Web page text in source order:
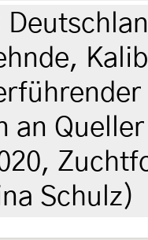
an
Schulz)